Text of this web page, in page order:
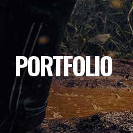
PORTFOLIO